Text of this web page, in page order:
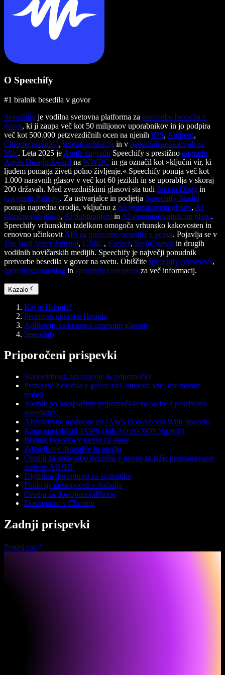
O Speechify
#1 bralnik besedila v govor
Speechify je vodilna svetovna platforma za pretvorbo besedila v
govor, ki ji zaupa več kot 50 milijonov uporabnikov in jo podpira
več kot 500.000 petzvezdičnih ocen na njenih iOS, Android,
Chrome razširitvi, spletni aplikaciji in v namiznih aplikacijah za
Mac. Leta 2025 je Apple nagradil Speechify s prestižno nagrado
Apple Design Award na WWDC in ga označil kot »ključni vir, ki
ljudem pomaga živeti polno življenje.« Speechify ponuja več kot
1.000 naravnih glasov v več kot 60 jezikih in se uporablja v skoraj
200 državah. Med zvezdniškimi glasovi sta tudi Snoop Dogg in
Gwyneth Paltrow. Za ustvarjalce in podjetja Speechify Studio
ponuja napredna orodja, vključno z AI generatorjem glasov, AI
kloniranjem glasu, AI dubliranjem in AI spreminjevalnikom glasu.
Speechify vrhunskim izdelkom omogoča vrhunsko kakovosten in
cenovno učinkovit API za pretvorbo besedila v govor. Pojavlja se v
The Wall Street Journal, CNBC, Forbes, TechCrunch in drugih
vodilnih novičarskih medijih. Speechify je največji ponudnik
pretvorbe besedila v govor na svetu. Obiščite speechify.com/news,
speechify.com/blog in speechify.com/press za več informacij.
Kazalo
Kaj je Hoopla?
Prednosti uporabe Hoopla
Aplikacije za branje z umetnim glasom
Speechify
Priporočeni prispevki
Slabovidnost: zdravljenje & pripomočki
Pretvorba besedila v govor za Coursera: vse, kar morate
vedeti
Vodnik po brezplačnih pripomočkih za osebe s posebnimi
potrebami
Alternativne možnosti za JAWS (Job Access With Speech)
Kako uporabljati JAWS (Job Access With Speech)
Bralnik besedila v govor za slepe
Zdravljenje disgrafije in orodja
Orodja za pretvorbo besedila v govor za lažje premagovanje
izzivov ADHD
Digitalna dostopnost za epileptike
Funkcije dostopnosti v Safariju
Orodja za dostopnost iPhone
Dostopnost v Chromu
Zadnji prispevki
Poglej vse